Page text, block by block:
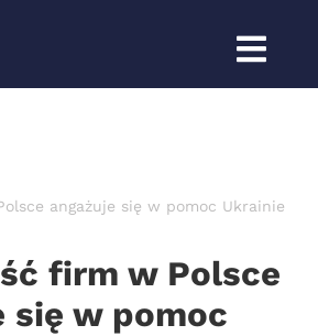
angażuje się w pomoc Ukrainie
firm w Polsce
się w pomoc